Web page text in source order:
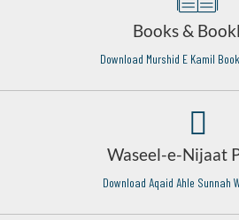
Books &
Download Murshid E Kamil
Waseel-e-Nijaat
Download Aqaid Ahle Sunnah